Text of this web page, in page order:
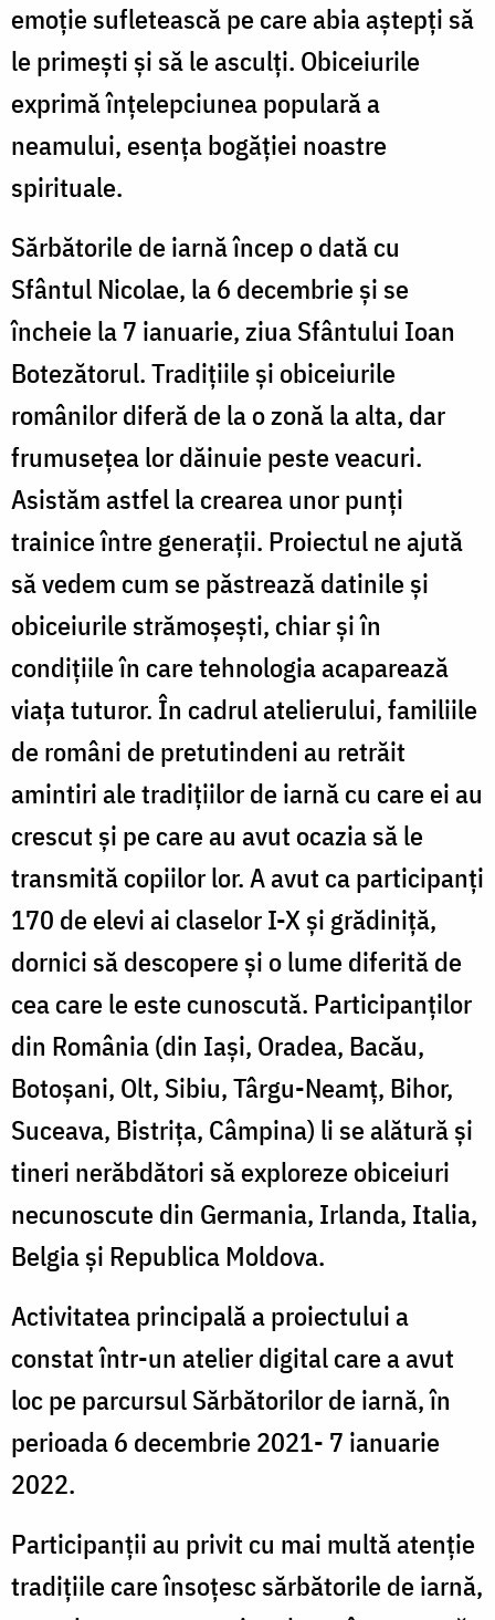
emoție sufletească pe care abia aștepți să
le primești și să le asculți. Obiceiurile
exprimă înțelepciunea populară a
neamului, esența bogăției noastre
spirituale.
Sărbătorile de iarnă încep o dată cu
Sfântul Nicolae, la 6 decembrie și se
încheie la 7 ianuarie, ziua Sfântului Ioan
Botezătorul. Tradițiile și obiceiurile
românilor diferă de la o zonă la alta, dar
frumusețea lor dăinuie peste veacuri.
Asistăm astfel la crearea unor punți
trainice între generații. Proiectul ne ajută
să vedem cum se păstrează datinile și
obiceiurile strămoșești, chiar și în
condițiile în care tehnologia acaparează
viața tuturor. În cadrul atelierului, familiile
de români de pretutindeni au retrăit
amintiri ale tradițiilor de iarnă cu care ei au
crescut și pe care au avut ocazia să le
transmită copiilor lor. A avut ca participanți
170 de elevi ai claselor I-X și grădiniță,
dornici să descopere și o lume diferită de
cea care le este cunoscută. Participanților
din România (din Iași, Oradea, Bacău,
Botoșani, Olt, Sibiu, Târgu-Neamț, Bihor,
Suceava, Bistrița, Câmpina) li se alătură și
tineri nerăbdători să exploreze obiceiuri
necunoscute din Germania, Irlanda, Italia,
Belgia și Republica Moldova.
Activitatea principală a proiectului a
constat într-un atelier digital care a avut
loc pe parcursul Sărbătorilor de iarnă, în
perioada 6 decembrie 2021- 7 ianuarie
2022.
Participanții au privit cu mai multă atenție
tradițiile care însoțesc sărbătorile de iarnă,